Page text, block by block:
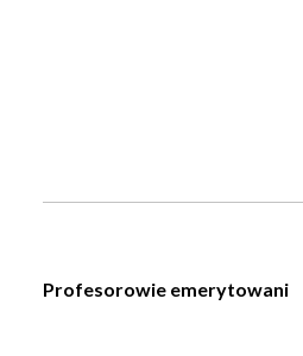
Profesorowie emerytowani